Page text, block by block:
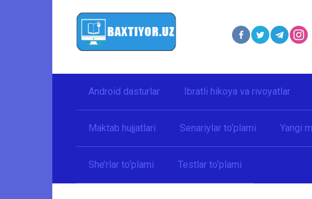
Android dasturlar Ibratli hikoya va rivoyatlar
Maktab hujjatlari Senariylar to‘plami Yangi
She’rlar to‘plami Testlar to‘plami